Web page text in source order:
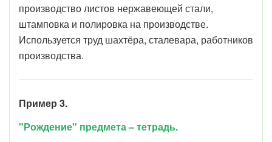
производство листов нержавеющей стали,
штамповка и полировка на производстве.
Используется труд шахтёра, сталевара, работников
производства.
Пример 3.
"Рождение" предмета – тетрадь.